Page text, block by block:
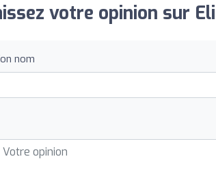
votre opinion sur
nom